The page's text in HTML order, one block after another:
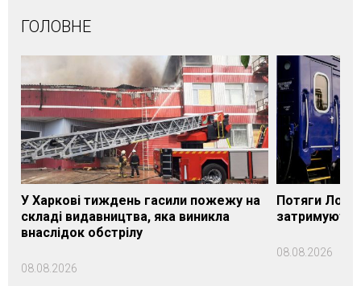
ГОЛОВНЕ
У Харкові тиждень гасили пожежу на
складі видавництва, яка виникла
внаслідок обстрілу
08.08.2026
Потяги
08.08.2026